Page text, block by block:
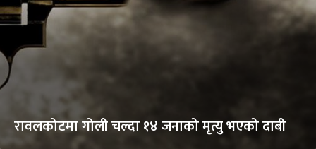
रावलकोटमा गोली चल्दा १४ जनाको मृत्यु भएको दाबी